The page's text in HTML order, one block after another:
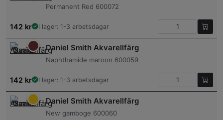
Permanent Red 600072
142 kr I lager: 1-3 arbetsdagar
Daniel Smith Akvarellfärg
Naphthamide maroon 600059
142 kr I lager: 1-3 arbetsdagar
Daniel Smith Akvarellfärg
New gamboge 600060